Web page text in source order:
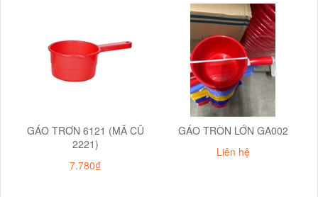
GÁO TRƠN 6121 (MÃ CŨ
2221)
7.780₫
GÁO TRÒN LỚN GA002
Liên hệ